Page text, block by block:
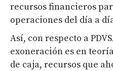
recursos financieros
operaciones del día a
Así, con respecto a
exoneración es en
de caja, recursos que